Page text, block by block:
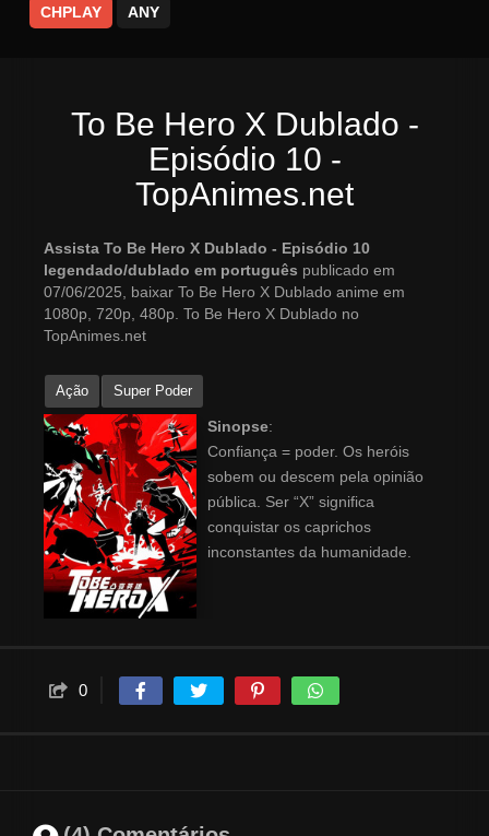
CHPLAY ANY
To Be Hero X Dublado -
Episódio 10 -
TopAnimes.net
Assista To Be Hero X Dublado - Episódio 10
legendado/dublado em português publicado em
07/06/2025, baixar To Be Hero X Dublado anime em
1080p, 720p, 480p. To Be Hero X Dublado no
TopAnimes.net
Ação Super Poder
Sinopse:
Confiança = poder. Os heróis
sobem ou descem pela opinião
pública. Ser “X” significa
conquistar os caprichos
inconstantes da humanidade.
0